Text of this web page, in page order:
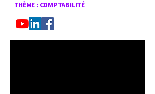
THÈME : COMPTABILITÉ